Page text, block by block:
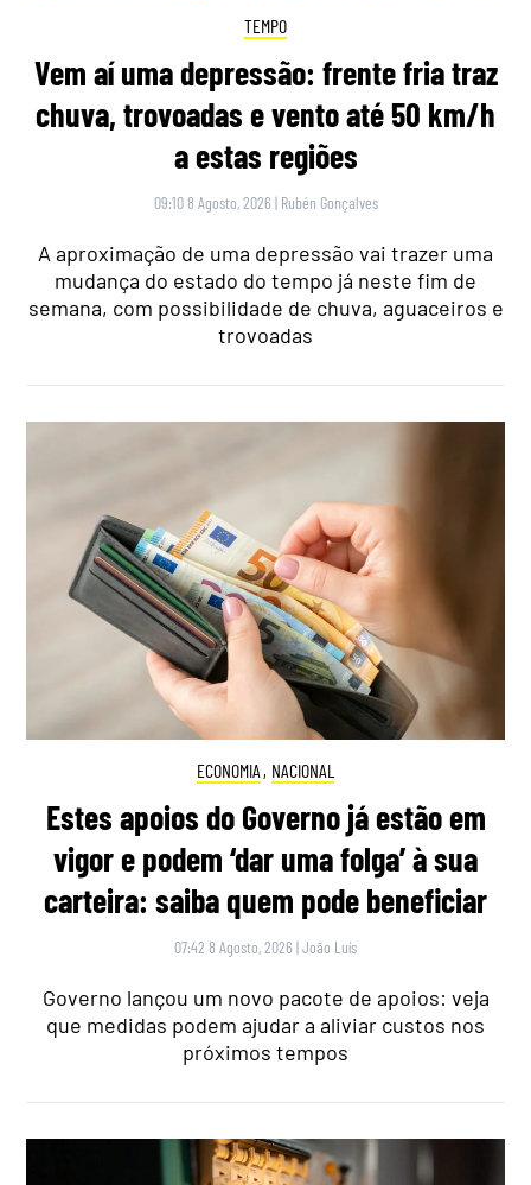
TEMPO
Vem aí uma depressão: frente fria traz
chuva, trovoadas e vento até 50 km/h
a estas regiões
09:10 8 Agosto, 2026 | Rubén Gonçalves
A aproximação de uma depressão vai trazer uma
mudança do estado do tempo já neste fim de
semana, com possibilidade de chuva, aguaceiros e
trovoadas
ECONOMIA , NACIONAL
Estes apoios do Governo já estão em
vigor e podem ‘dar uma folga’ à sua
carteira: saiba quem pode beneficiar
07:42 8 Agosto, 2026 |João Luís
Governo lançou um novo pacote de apoios: veja
que medidas podem ajudar a aliviar custos nos
próximos tempos